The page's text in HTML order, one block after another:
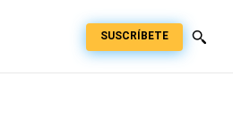
SUSCRÍBETE